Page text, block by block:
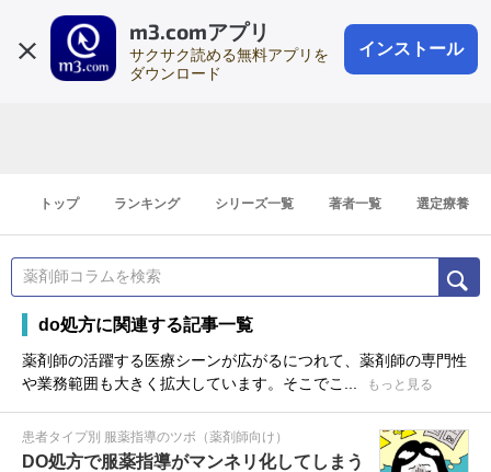
m3.comアプリ
サクサク読める無料アプリを
ダウンロード
インストール
会員登録
登録1分
トップ ランキング シリーズ一覧 著者一覧 選定療養
do処方に関連する記事一覧
薬剤師の活躍する医療シーンが広がるにつれて、薬剤師の専門性
や業務範囲も大きく拡大しています。そこでこ...
もっと見る
患者タイプ別 服薬指導のツボ（薬剤師向け）
DO処方で服薬指導がマンネリ化してしまう